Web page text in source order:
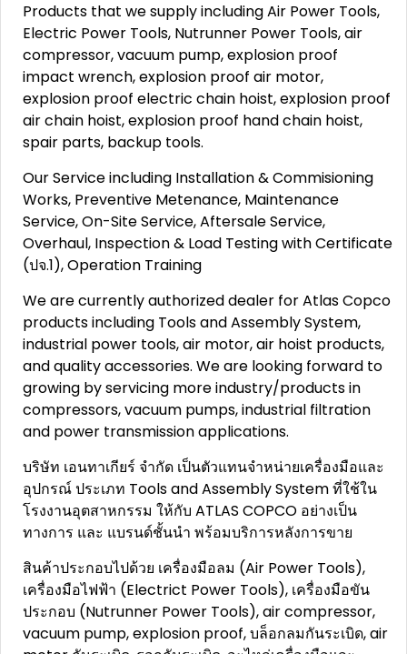
Products that we supply including Air Power Tools,
Electric Power Tools, Nutrunner Power Tools, air
compressor, vacuum pump, explosion proof
impact wrench, explosion proof air motor,
explosion proof electric chain hoist, explosion proof
air chain hoist, explosion proof hand chain hoist,
spair parts, backup tools.
Our Service including Installation & Commisioning
Works, Preventive Metenance, Maintenance
Service, On-Site Service, Aftersale Service,
Overhaul, Inspection & Load Testing with Certificate
(ปจ.1), Operation Training
We are currently authorized dealer for Atlas Copco
products including Tools and Assembly System,
industrial power tools, air motor, air hoist products,
and quality accessories. We are looking forward to
growing by servicing more industry/products in
compressors, vacuum pumps, industrial filtration
and power transmission applications.
บริษัท เอนทาเกียร์ จำกัด เป็นตัวแทนจำหน่ายเครื่องมือและ
อุปกรณ์ ประเภท Tools and Assembly System ที่ใช้ใน
โรงงานอุตสาหกรรม ให้กับ ATLAS COPCO อย่างเป็น
ทางการ และ แบรนด์ชั้นนำ พร้อมบริการหลังการขาย
สินค้าประกอบไปด้วย เครื่องมือลม (Air Power Tools),
เครื่องมือไฟฟ้า (Electrict Power Tools), เครื่องมือขัน
ประกอบ (Nutrunner Power Tools), air compressor,
vacuum pump, explosion proof, บล็อกลมกันระเบิด, air